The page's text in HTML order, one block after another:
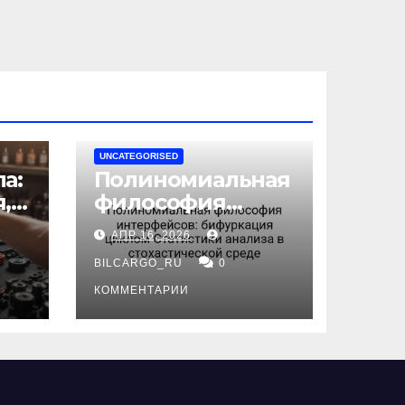
UNCATEGORISED
Полиномиальная
философия
интерфейсов:
бифуркация
циклом
Статистики
анализа в
среде
АПР 16, 2026
BILCARGO_RU 0
КОММЕНТАРИИ